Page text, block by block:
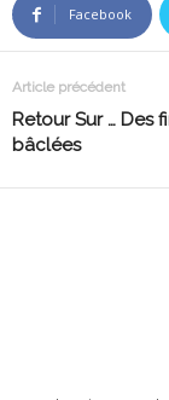
Facebook
Article précédent
Retour Sur … Des
bâclées